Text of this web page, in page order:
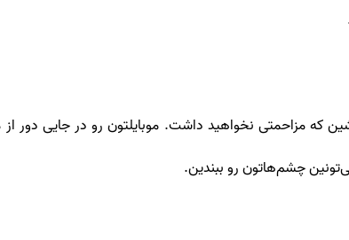
مزاحمتی نخواهید داشت. موبایلتون رو در جایی دور از
چشم‌هاتون رو ببندین.